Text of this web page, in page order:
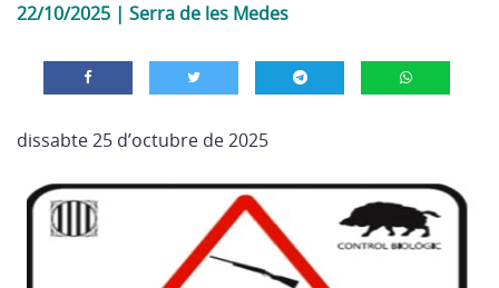
22/10/2025 | Serra de les Medes
dissabte 25 d’octubre de 2025